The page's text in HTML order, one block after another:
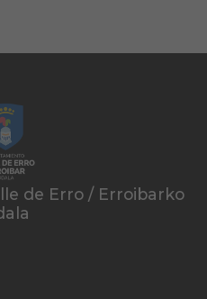
de Erro / Erroibarko